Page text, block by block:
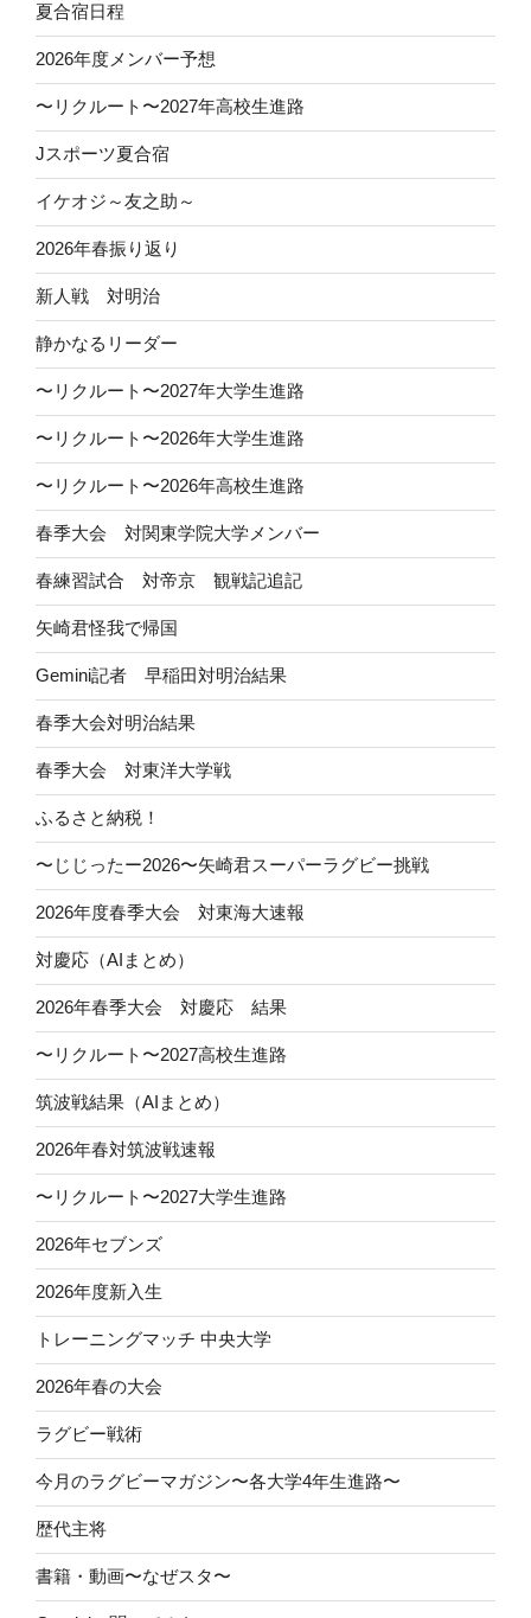
夏合宿日程
2026年度メンバー予想
〜リクルート〜2027年高校生進路
Jスポーツ夏合宿
イケオジ～友之助～
2026年春振り返り
新人戦 対明治
静かなるリーダー
〜リクルート〜2027年大学生進路
〜リクルート〜2026年大学生進路
〜リクルート〜2026年高校生進路
春季大会 対関東学院大学メンバー
春練習試合 対帝京 観戦記追記
矢崎君怪我で帰国
Gemini記者 早稲田対明治結果
春季大会対明治結果
春季大会 対東洋大学戦
ふるさと納税！
〜じじったー2026〜矢崎君スーパーラグビー挑戦
2026年度春季大会 対東海大速報
対慶応（AIまとめ）
2026年春季大会 対慶応 結果
〜リクルート〜2027高校生進路
筑波戦結果（AIまとめ）
2026年春対筑波戦速報
〜リクルート〜2027大学生進路
2026年セブンズ
2026年度新入生
トレーニングマッチ 中央大学
2026年春の大会
ラグビー戦術
今月のラグビーマガジン〜各大学4年生進路〜
歴代主将
書籍・動画〜なぜスタ〜